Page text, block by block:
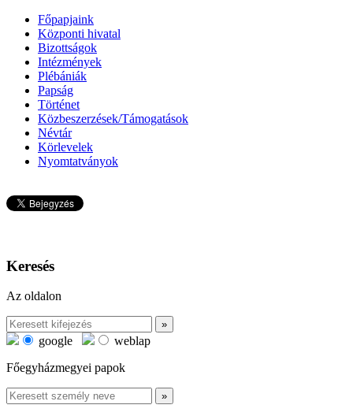
Főpapjaink
Központi hivatal
Bizottságok
Intézmények
Plébániák
Papság
Történet
Közbeszerzések/Támogatások
Névtár
Körlevelek
Nyomtatványok
Keresés
Az oldalon
google
weblap
Főegyházmegyei papok